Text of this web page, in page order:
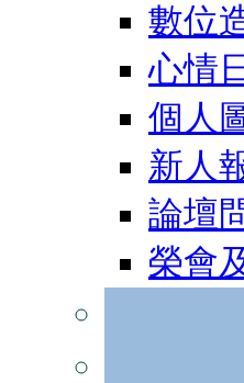
數位
心情
個人
新人
論壇
榮會